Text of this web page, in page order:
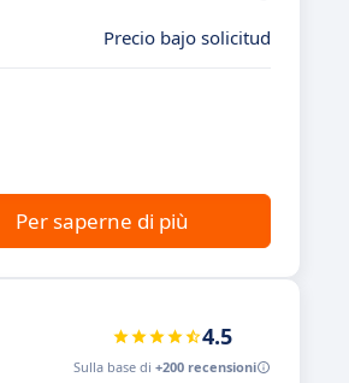
Precio bajo solicitud
Per saperne di più
4.5
Sulla base di +200 recensioni